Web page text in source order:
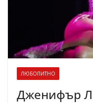
ЛЮБОПИТНО
Дженифър